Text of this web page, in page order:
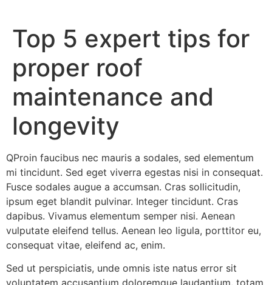
Top 5 expert tips for
proper roof
maintenance and
longevity
QProin faucibus nec mauris a sodales, sed elementum
mi tincidunt. Sed eget viverra egestas nisi in consequat.
Fusce sodales augue a accumsan. Cras sollicitudin,
ipsum eget blandit pulvinar. Integer tincidunt. Cras
dapibus. Vivamus elementum semper nisi. Aenean
vulputate eleifend tellus. Aenean leo ligula, porttitor eu,
consequat vitae, eleifend ac, enim.
Sed ut perspiciatis, unde omnis iste natus error sit